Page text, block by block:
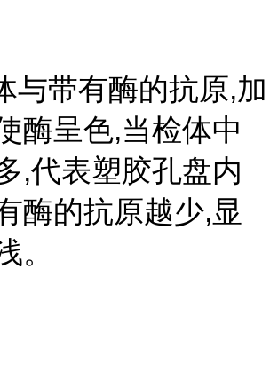
与带有酶的抗原,加
酶呈色,当检体中
,代表塑胶孔盘内
酶的抗原越少,显
。